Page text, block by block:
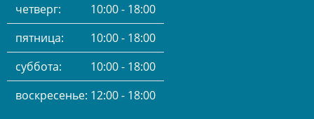
четверг:
10:00 - 18:00
пятница:
10:00 - 18:00
суббота:
10:00 - 18:00
воскресенье: 12:00 - 18:00